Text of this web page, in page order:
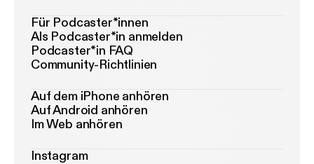
Für Podcaster*innen
Als Podcaster*in anmelden
Podcaster*in FAQ
Community-Richtlinien
Auf dem iPhone anhören
Auf Android anhören
Im Web anhören
Instagram